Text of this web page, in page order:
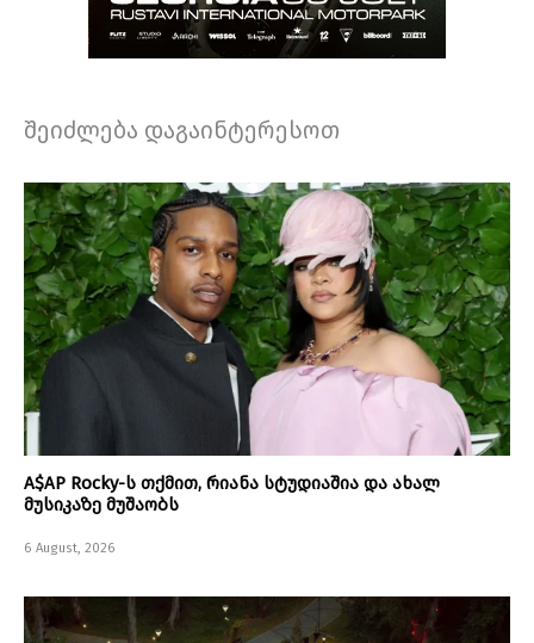
შეიძლება დაგაინტერესოთ
A$AP Rocky-ს თქმით, რიანა სტუდიაშია და ახალ
მუსიკაზე მუშაობს
6 August, 2026